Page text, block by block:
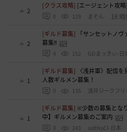
2
[クラス攻略] [エージェント攻略]
0 129 まそん 18
2
[ギルド募集]
「サンセットノ
募集‼️
4 152 GDまっきぃ-日
1
[ギルド募集]
〈浅井軍〉配信
人数ギルメン募集！
0 135 浅井ジークフ
1
[ギルド募集] ※少数の募集とな
中】ギルメン募集のご案内
0 243 saltNaCl-日本